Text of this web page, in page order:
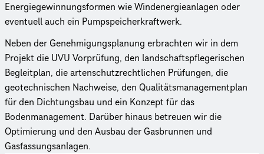
Energiegewinnungsformen wie Windenergieanlagen oder
eventuell auch ein Pumpspeicherkraftwerk.
Neben der Genehmigungsplanung erbrachten wir in dem
Projekt die UVU Vorprüfung, den landschaftspflegerischen
Begleitplan, die artenschutzrechtlichen Prüfungen, die
geotechnischen Nachweise, den Qualitätsmanagementplan
für den Dichtungsbau und ein Konzept für das
Bodenmanagement. Darüber hinaus betreuen wir die
Optimierung und den Ausbau der Gasbrunnen und
Gasfassungsanlagen.